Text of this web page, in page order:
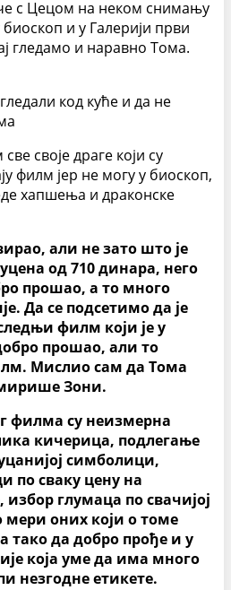
с Цецом на неком снимању
биоскоп и у Галерији први
гледамо и наравно Тома.
код куће и да не
своје драге који су
филм јер не могу у биоскоп,
хапшења и драконске
али не зато што је
од 710 динара, него
прошао, а то много
Да се подсетимо да је
филм који је у
прошао, али то
Мислио сам да Тома
Зони.
филма су неизмерна
кичерица, подлегање
симболици,
по сваку цену на
глумаца по свачијој
оних који о томе
тако да добро прође и у
која уме да има много
незгодне етикете.